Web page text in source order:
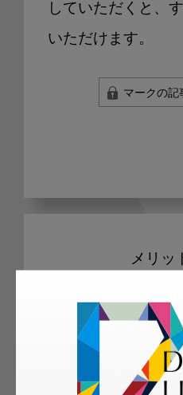
していただくと、
いただけます。
マークの記
メリッ